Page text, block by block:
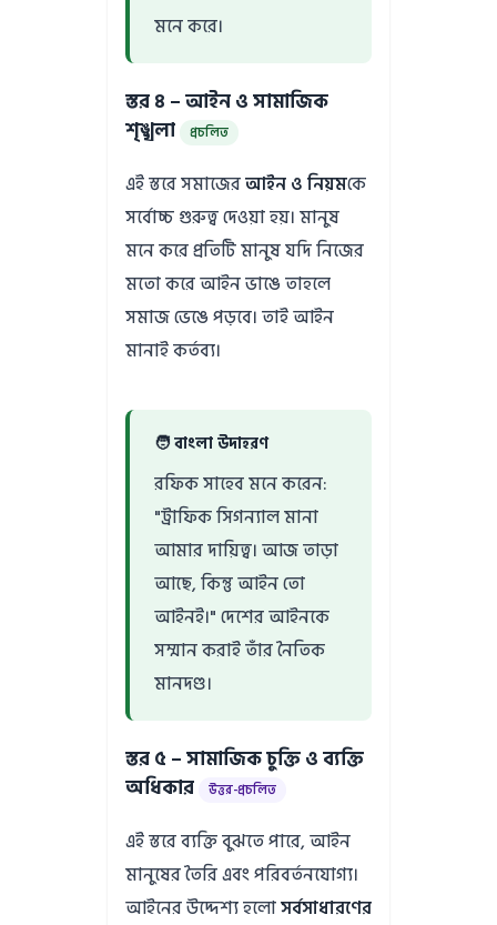
মনে করে।
স্তর ৪ – আইন ও সামাজিক
শৃঙ্খলা
প্রচলিত
এই স্তরে সমাজেরআইন ও নিয়মকে
সর্বোচ্চ গুরুত্ব দেওয়া হয়। মানুষ
মনে করে প্রতিটি মানুষ যদি নিজের
মতো করে আইন ভাঙে তাহলে
সমাজ ভেঙে পড়বে। তাই আইন
মানাই কর্তব্য।
🧑 বাংলা উদাহরণ
রফিক সাহেব মনে করেন:
"ট্রাফিক সিগন্যাল মানা
আমার দায়িত্ব। আজ তাড়া
আছে, কিন্তু আইন তো
আইনই।" দেশের আইনকে
সম্মান করাই তাঁর নৈতিক
মানদণ্ড।
স্তর ৫ – সামাজিক চুক্তি ও ব্যক্তি
অধিকার
উত্তর-প্রচলিত
এই স্তরে ব্যক্তি বুঝতে পারে, আইন
মানুষের তৈরি এবং পরিবর্তনযোগ্য।
আইনের উদ্দেশ্য হলোসর্বসাধারণের